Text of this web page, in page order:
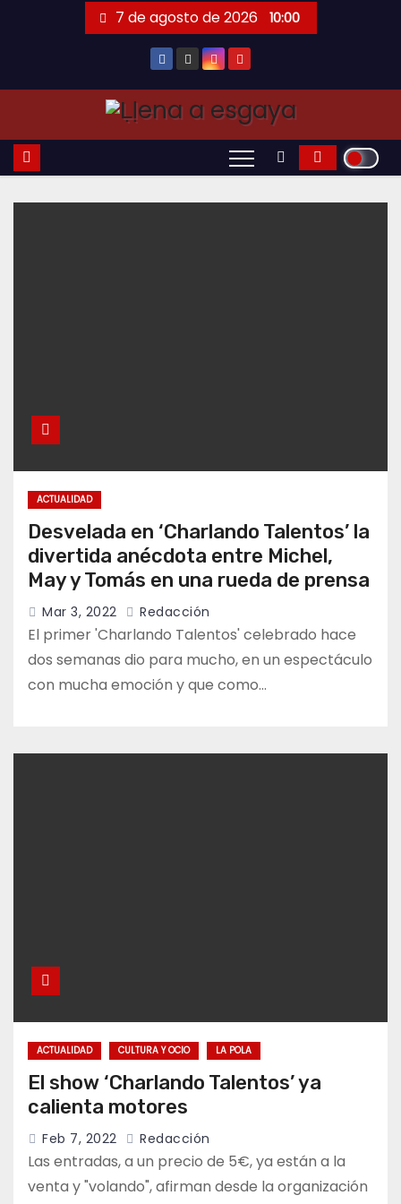
7 de agosto de 2026 10:00
ACTUALIDAD
Desvelada en ‘Charlando Talentos’ la
divertida anécdota entre Michel,
May y Tomás en una rueda de prensa
Mar 3, 2022 Redacción
El primer 'Charlando Talentos' celebrado hace
dos semanas dio para mucho, en un espectáculo
con mucha emoción y que como…
ACTUALIDAD CULTURA Y OCIO LA POLA
El show ‘Charlando Talentos’ ya
calienta motores
Feb 7, 2022 Redacción
Las entradas, a un precio de 5€, ya están a la
venta y "volando", afirman desde la organización